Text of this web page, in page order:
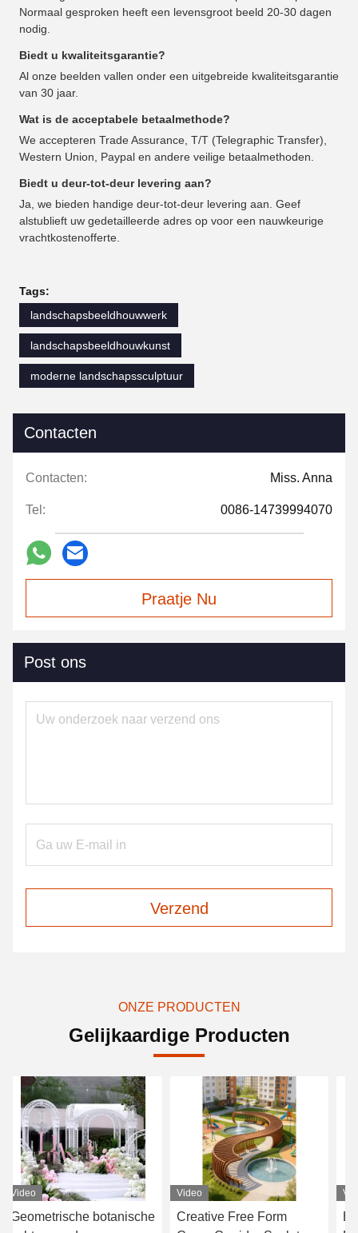
Normaal gesproken heeft een levensgroot beeld 20-30 dagen
nodig.
Biedt u kwaliteitsgarantie?
Al onze beelden vallen onder een uitgebreide kwaliteitsgarantie
van 30 jaar.
Wat is de acceptabele betaalmethode?
We accepteren Trade Assurance, T/T (Telegraphic Transfer),
Western Union, Paypal en andere veilige betaalmethoden.
Biedt u deur-tot-deur levering aan?
Ja, we bieden handige deur-tot-deur levering aan. Geef
alstublieft uw gedetailleerde adres op voor een nauwkeurige
vrachtkostenofferte.
Tags:
landschapsbeeldhouwwerk
landschapsbeeldhouwkunst
moderne landschapssculptuur
Contacten
Contacten: Miss. Anna
Tel: 0086-14739994070
Praatje Nu
Post ons
Verzend
ONZE PRODUCTEN
Gelijkaardige Producten
Video
Geometrische botanische
Video
Creative Free Form